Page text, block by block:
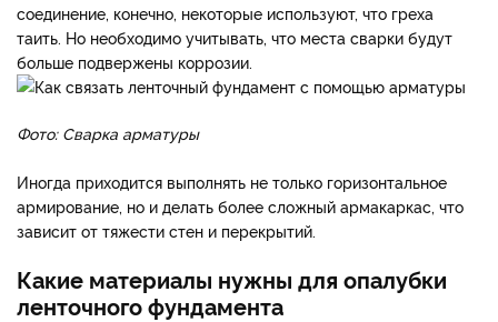
сое­динение, конечно, некоторые используют, что греха
таить. Но необходимо учитывать, что места сварки будут
больше подвержены коррозии.
Фото: Сварка арматуры
Иногда приходится выполнять не только горизонталь­ное
армирование, но и делать более сложный армакаркас, что
зависит от тяжести стен и перекрытий.
Какие материалы нужны для опалубки
ленточного фундамента